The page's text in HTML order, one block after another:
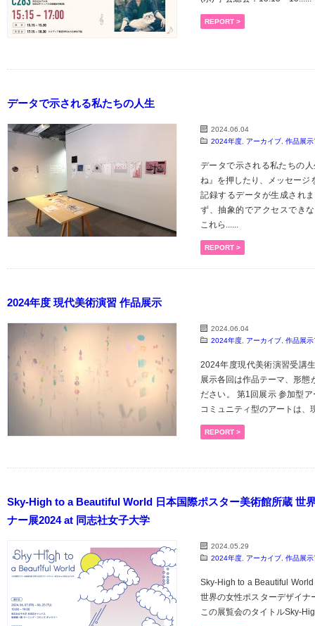
REPORT >
データで示される私たちの人生
2024.06.04
2024年度
アーカイブ 作品展
データで示される私たちの
ね』を押したり、メッセージ
記録するデータが生成され
ず、抽象的でアクセスでき
これら......
REPORT >
2024年度 現代美術演習 作品展示
2024.06.04
2024年度
アーカイブ 作品展
2024年度現代美術演習受講
展示各回は作品テーマ、形態
ださい。 第1回展示 参加型
コミュニティ型のアートは、
REPORT >
Sky-High to a Beautiful World 日本国際ポスター美術館所蔵 世
ナー展2024 at 同志社女子大学
2024.05.29
2024年度
アーカイブ 作品展
Sky-High to a Beautiful
世界の女性ポスターデザイ
この展覧会のタイトルSky-